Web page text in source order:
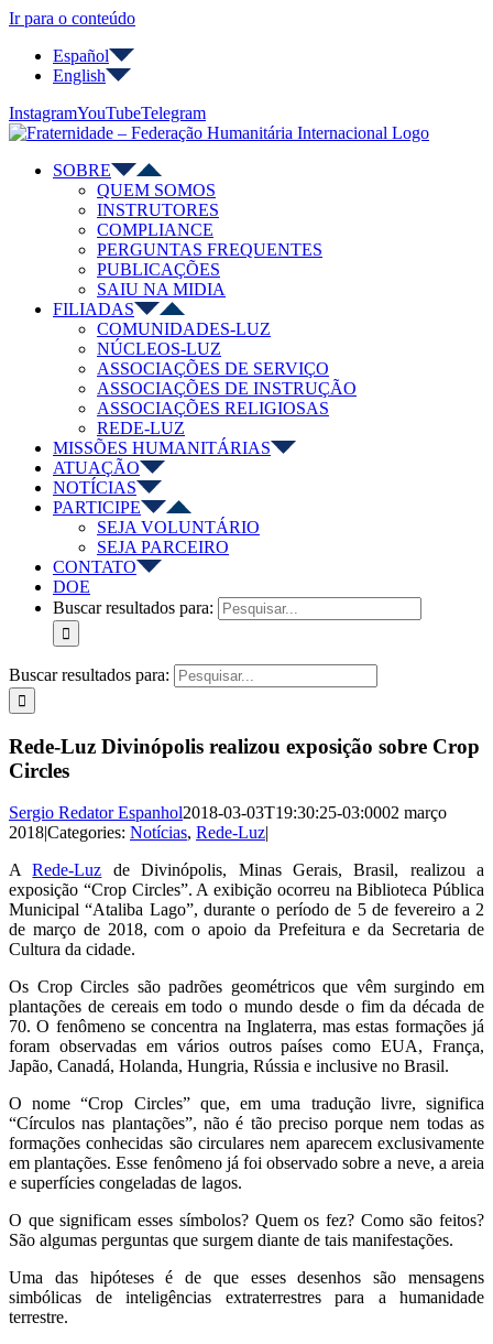
Ir para o conteúdo
Español
English
InstagramYouTubeTelegram
SOBRE
QUEM SOMOS
INSTRUTORES
COMPLIANCE
PERGUNTAS FREQUENTES
PUBLICAÇÕES
SAIU NA MIDIA
FILIADAS
COMUNIDADES-LUZ
NÚCLEOS-LUZ
ASSOCIAÇÕES DE SERVIÇO
ASSOCIAÇÕES DE INSTRUÇÃO
ASSOCIAÇÕES RELIGIOSAS
REDE-LUZ
MISSÕES HUMANITÁRIAS
ATUAÇÃO
NOTÍCIAS
PARTICIPE
SEJA VOLUNTÁRIO
SEJA PARCEIRO
CONTATO
DOE
Buscar resultados para:
Buscar resultados para:
Rede-Luz Divinópolis realizou exposição sobre Crop
Circles
Sergio Redator Espanhol2018-03-03T19:30:25-03:0002 março
2018|Categories: Notícias, Rede-Luz|
ARede-Luz de Divinópolis, Minas Gerais, Brasil, realizou a
exposição “Crop Circles”. A exibição ocorreu na Biblioteca Pública
Municipal “Ataliba Lago”, durante o período de 5 de fevereiro a 2
de março de 2018, com o apoio da Prefeitura e da Secretaria de
Cultura da cidade.
Os Crop Circles são padrões geométricos que vêm surgindo em
plantações de cereais em todo o mundo desde o fim da década de
70. O fenômeno se concentra na Inglaterra, mas estas formações já
foram observadas em vários outros países como EUA, França,
Japão, Canadá, Holanda, Hungria, Rússia e inclusive no Brasil.
O nome “Crop Circles” que, em uma tradução livre, significa
“Círculos nas plantações”, não é tão preciso porque nem todas as
formações conhecidas são circulares nem aparecem exclusivamente
em plantações. Esse fenômeno já foi observado sobre a neve, a areia
e superfícies congeladas de lagos.
O que significam esses símbolos? Quem os fez? Como são feitos?
São algumas perguntas que surgem diante de tais manifestações.
Uma das hipóteses é de que esses desenhos são mensagens
simbólicas de inteligências extraterrestres para a humanidade
terrestre.